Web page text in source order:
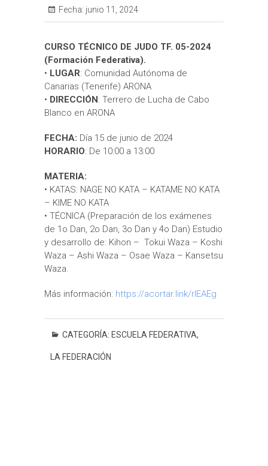
Fecha: junio 11, 2024
CURSO TÉCNICO DE JUDO TF. 05-2024
(Formación Federativa).
• LUGAR: Comunidad Autónoma de
Canarias (Tenerife) ARONA
• DIRECCIÓN: Terrero de Lucha de Cabo
Blanco en ARONA
FECHA: Día 15 de junio de 2024
HORARIO: De 10:00 a 13:00
MATERIA:
• KATAS: NAGE NO KATA – KATAME NO KATA
– KIME NO KATA
• TÉCNICA (Preparación de los exámenes
de 1o Dan, 2o Dan, 3o Dan y 4o Dan) Estudio
y desarrollo de: Kihon – Tokui Waza – Koshi
Waza – Ashi Waza – Osae Waza – Kansetsu
Waza.
Más información: https://acortar.link/rIEAEg
CATEGORÍA: ESCUELA FEDERATIVA,
LA FEDERACIÓN